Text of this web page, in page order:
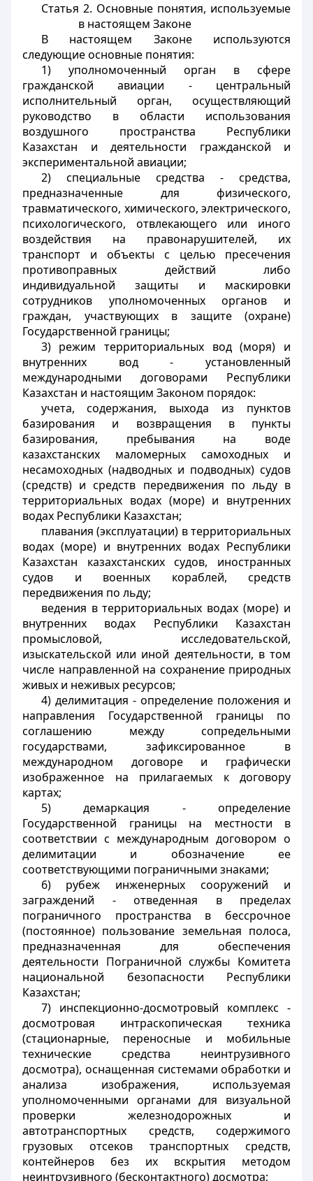
Статья 2. Основные понятия, используемые
в настоящем Законе
В настоящем Законе используются
следующие основные понятия:
1) уполномоченный орган в сфере
гражданской авиации - центральный
исполнительный орган, осуществляющий
руководство в области использования
воздушного пространства Республики
Казахстан и деятельности гражданской и
экспериментальной авиации;
2) специальные средства - средства,
предназначенные для физического,
травматического, химического, электрического,
психологического, отвлекающего или иного
воздействия на правонарушителей, их
транспорт и объекты с целью пресечения
противоправных действий либо
индивидуальной защиты и маскировки
сотрудников уполномоченных органов и
граждан, участвующих в защите (охране)
Государственной границы;
3) режим территориальных вод (моря) и
внутренних вод - установленный
международными договорами Республики
Казахстан и настоящим Законом порядок:
учета, содержания, выхода из пунктов
базирования и возвращения в пункты
базирования, пребывания на воде
казахстанских маломерных самоходных и
несамоходных (надводных и подводных) судов
(средств) и средств передвижения по льду в
территориальных водах (море) и внутренних
водах Республики Казахстан;
плавания (эксплуатации) в территориальных
водах (море) и внутренних водах Республики
Казахстан казахстанских судов, иностранных
судов и военных кораблей, средств
передвижения по льду;
ведения в территориальных водах (море) и
внутренних водах Республики Казахстан
промысловой, исследовательской,
изыскательской или иной деятельности, в том
числе направленной на сохранение природных
живых и неживых ресурсов;
4) делимитация - определение положения и
направления Государственной границы по
соглашению между сопредельными
государствами, зафиксированное в
международном договоре и графически
изображенное на прилагаемых к договору
картах;
5) демаркация - определение
Государственной границы на местности в
соответствии с международным договором о
делимитации и обозначение ее
соответствующими пограничными знаками;
6) рубеж инженерных сооружений и
заграждений - отведенная в пределах
пограничного пространства в бессрочное
(постоянное) пользование земельная полоса,
предназначенная для обеспечения
деятельности Пограничной службы Комитета
национальной безопасности Республики
Казахстан;
7) инспекционно-досмотровый комплекс -
досмотровая интраскопическая техника
(стационарные, переносные и мобильные
технические средства неинтрузивного
досмотра), оснащенная системами обработки и
анализа изображения, используемая
уполномоченными органами для визуальной
проверки железнодорожных и
автотранспортных средств, содержимого
грузовых отсеков транспортных средств,
контейнеров без их вскрытия методом
неинтрузивного (бесконтактного) досмотра;